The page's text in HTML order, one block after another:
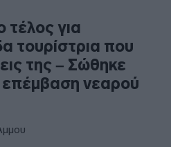
τέλος για
τουρίστρια που
της – Σώθηκε
νεαρού